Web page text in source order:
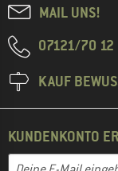
MAIL UNS!
07121/70 12
KAUF
KUNDENKONTO
Deine E-Mail
Gib hier deine E-